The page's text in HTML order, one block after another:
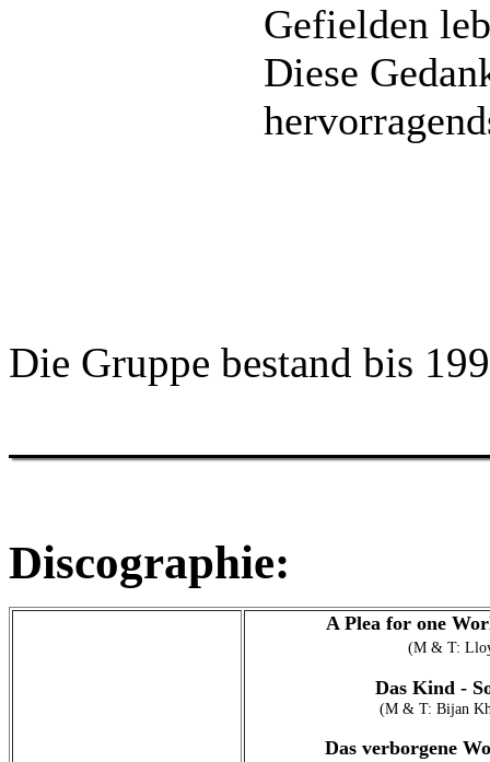
Gefielden
Diese
Die Gruppe bestand bis
Discographie:
A Plea for one
(M & T:
Das Kind -
(M & T: Bijan
Das verborgene